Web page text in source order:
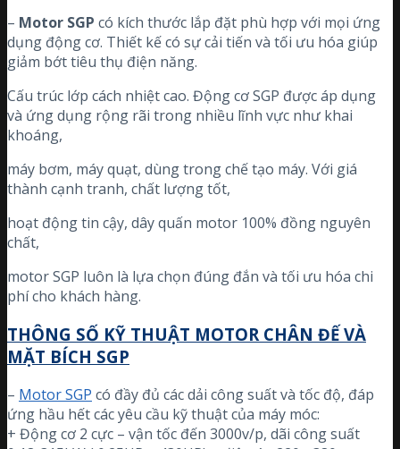
– Motor SGP có kích thước lắp đặt phù hợp với mọi ứng
dụng động cơ. Thiết kế có sự cải tiến và tối ưu hóa giúp
giảm bớt tiêu thụ điện năng.
Cấu trúc lớp cách nhiệt cao. Động cơ SGP được áp dụng
và ứng dụng rộng rãi trong nhiều lĩnh vực như khai
khoáng,
máy bơm, máy quạt, dùng trong chế tạo máy. Với giá
thành cạnh tranh, chất lượng tốt,
hoạt động tin cậy, dây quấn motor 100% đồng nguyên
chất,
motor SGP luôn là lựa chọn đúng đắn và tối ưu hóa chi
phí cho khách hàng.
THÔNG SỐ KỸ THUẬT MOTOR CHÂN ĐẾ VÀ
MẶT BÍCH SGP
– Motor SGP có đầy đủ các dải công suất và tốc độ, đáp
ứng hầu hết các yêu cầu kỹ thuật của máy móc:
+ Động cơ 2 cực – vận tốc đến 3000v/p, dãi công suất